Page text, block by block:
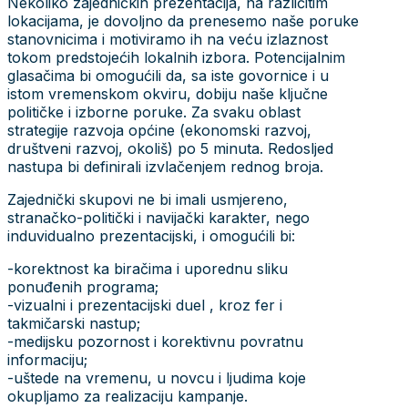
lokacijama, je dovoljno da prenesemo naše poruke
stanovnicima i motiviramo ih na veću izlaznost
tokom predstojećih lokalnih izbora. Potencijalnim
glasačima bi omogućili da, sa iste govornice i u
istom vremenskom okviru, dobiju naše ključne
političke i izborne poruke. Za svaku oblast
strategije razvoja općine (ekonomski razvoj,
društveni razvoj, okoliš) po 5 minuta. Redosljed
nastupa bi definirali izvlačenjem rednog broja.
Zajednički skupovi ne bi imali usmjereno,
stranačko-politički i navijački karakter, nego
induvidualno prezentacijski, i omogućili bi:
-korektnost ka biračima i uporednu sliku
ponuđenih programa;
-vizualni i prezentacijski duel , kroz fer i
takmičarski nastup;
-medijsku pozornost i korektivnu povratnu
informaciju;
-uštede na vremenu, u novcu i ljudima koje
okupljamo za realizaciju kampanje.